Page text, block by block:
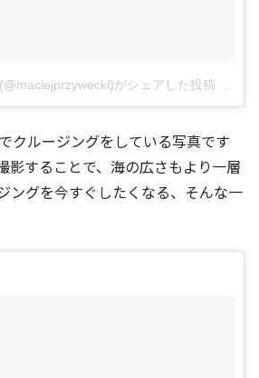
がシェアした投稿
クルージングをしている写真です
影することで、海の広さもより一層
ングを今すぐしたくなる、そんな一